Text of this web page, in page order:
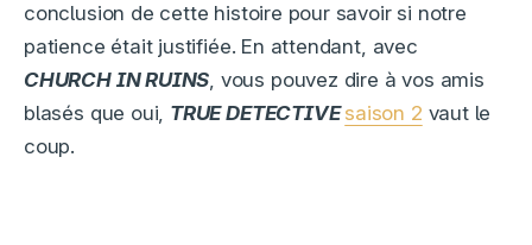
conclusion de cette histoire pour savoir si notre
patience était justifiée. En attendant, avec
CHURCH IN RUINS, vous pouvez dire à vos amis
blasés que oui, TRUE DETECTIVEsaison 2 vaut le
coup.